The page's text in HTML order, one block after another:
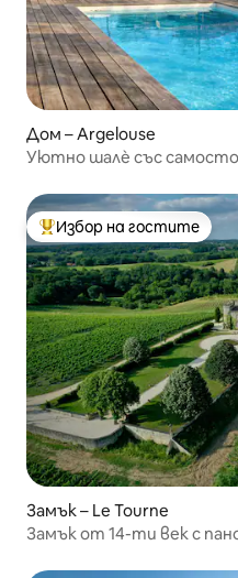
Дом – Argelouse
Уютно шалѐ със
Най-популярен избор на
Избор на гостите
Замък – Le Tourne
Замък от 14-ти век с